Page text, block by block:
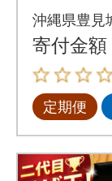
ば4食セ
沖縄県豊見
寄付金額
定期便